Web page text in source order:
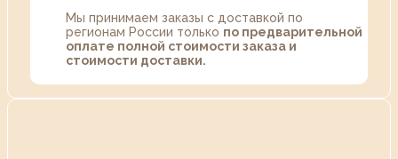
Мы принимаем заказы с доставкой по
регионам России только по предварительной
оплате полной стоимости заказа и
стоимости доставки.